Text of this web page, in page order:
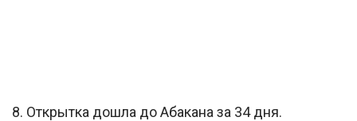
8. Открытка дошла до Абакана за 34 дня.